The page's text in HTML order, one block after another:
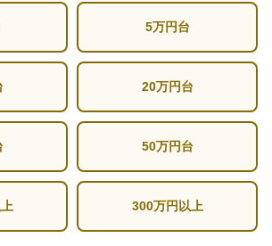
5万円台
20万円台
50万円台
300万円以上